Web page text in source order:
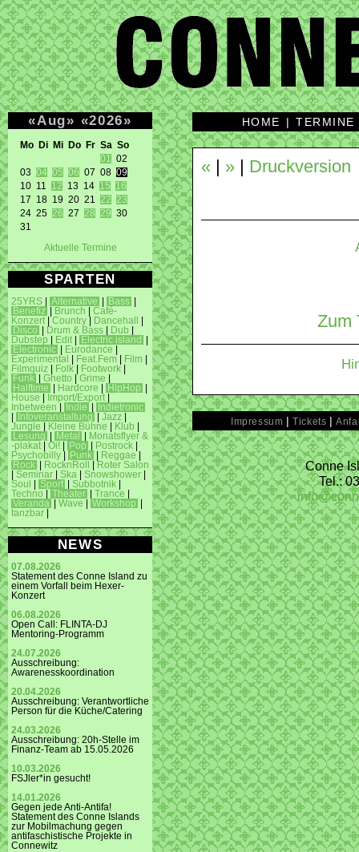
«Aug» «2026»
Mo Di Mi Do Fr Sa So
01
02
03 04 05 06 07 08 09
10 11 12 13 14 15
16
17 18 19 20 21 22
23
24 25 26 27 28 29 30
31
Aktuelle Termine
SPARTEN
25YRS Alternative Bass
Benefiz
Brunch
Café-
Konzert
Country Dancehall
Disco
Drum & Bass Dub
Dubstep
Edit Electric island
Electronic
Eurodance
Experimental
Feat.Fem Film
Filmquiz
Folk Footwork
Funk
Ghetto Grime
Halftime
Hardcore HipHop
House
Import/Export
Inbetween
Indie
Indietronic
Infoveranstaltung Jazz
Jungle
Kleine Bühne Klub
Lesung
Metal
Monatsflyer &
-plakat
Oi! Pop Postrock
Psychobilly
Punk Reggae
Rock
RocknRoll
Roter Salon
Seminar Ska Snowshower
Soul
Sport Subbotnik
Techno
Theater Trance
Veranda
Wave Workshop
tanzbar
NEWS
07.08.2026
Statement des Conne Island zu
einem Vorfall beim Hexer-
Konzert
06.08.2026
Open Call: FLINTA-DJ
Mentoring-Programm
24.07.2026
Ausschreibung:
Awarenesskoordination
20.04.2026
Ausschreibung: Verantwortliche
Person für die Küche/Catering
24.03.2026
Ausschreibung: 20h-Stelle im
Finanz-Team ab 15.05.2026
10.03.2026
FSJler*in gesucht!
14.01.2026
Gegen jede Anti-Antifa!
Statement des Conne Islands
zur Mobilmachung gegen
antifaschistische Projekte in
Connewitz
HOME |TERMINE
« » Druckversion
Zum
Impressum |Tickets |
Conne
Tel.: